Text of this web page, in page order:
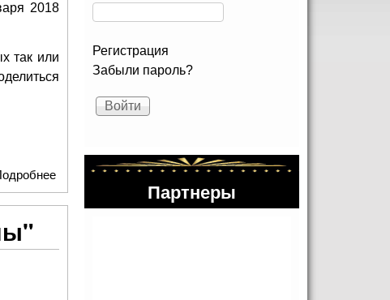
2018
так или
о "Вариации тайны". Взгляд изнутри.
Регистрация
Забыли пароль?
Партнеры